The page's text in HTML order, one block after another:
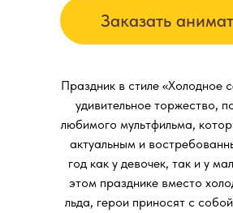
Заказать
Праздник в стиле «Холодное
удивительное торжество,
любимого мультфильма,
актуальным и
год как у девочек, так и у
этом празднике вместо
льда, герои приносят с